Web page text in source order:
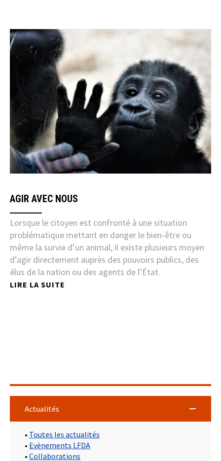
AGIR AVEC NOUS
Lorsque le citoyen est confronté à une situation
problématique mettant en danger le bien-être ou
même la survie d’un animal, il existe plusieurs moyen
d’agir directement auprès des pouvoirs publics, des
élus de la nation ou des agents de l’État.
LIRE LA SUITE
Actualités
• Toutes les actualités
• Evènements LFDA
• Collaborations